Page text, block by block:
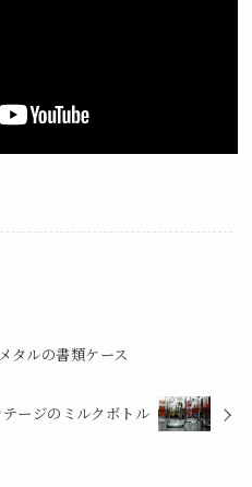
タルの書類ケース
ージのミルクボトル